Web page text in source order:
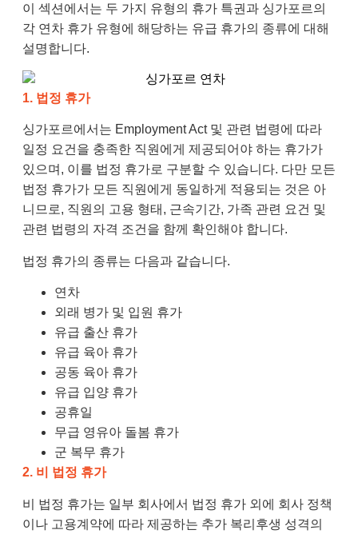
이 섹션에서는 두 가지 유형의 휴가 특권과 싱가포르의
각 연차 휴가 유형에 해당하는 유급 휴가의 종류에 대해
설명합니다.
1.법정 휴가
싱가포르에서는 Employment Act 및 관련 법령에 따라
일정 요건을 충족한 직원에게 제공되어야 하는 휴가가
있으며, 이를 법정 휴가로 구분할 수 있습니다. 다만 모든
법정 휴가가 모든 직원에게 동일하게 적용되는 것은 아
니므로, 직원의 고용 형태, 근속기간, 가족 관련 요건 및
관련 법령의 자격 조건을 함께 확인해야 합니다.
법정 휴가의 종류는 다음과 같습니다.
연차
외래 병가 및 입원 휴가
유급 출산 휴가
유급 육아 휴가
공동 육아 휴가
유급 입양 휴가
공휴일
무급 영유아 돌봄 휴가
군 복무 휴가
2. 비 법정 휴가
비 법정 휴가는 일부 회사에서 법정 휴가 외에 회사 정책
이나 고용계약에 따라 제공하는 추가 복리후생 성격의